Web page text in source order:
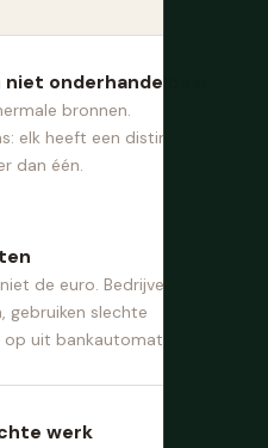
onderhandelbaar
bronnen.
elk heeft een distinct
dan één.
de euro. Bedrijven die
gebruiken slechte
uit bankautomaten.
werk